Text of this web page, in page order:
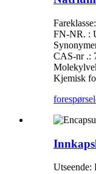
FN-NR. :
CAS-nr .:
Kjemisk
forespørsel
Utseende: